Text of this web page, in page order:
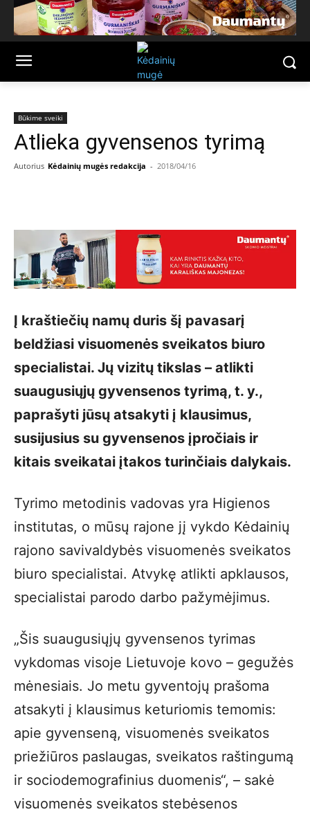
Būkime sveiki
Atlieka gyvensenos tyrimą
Autorius Kėdainių mugės redakcija - 2018/04/16
Į kraštiečių namų duris šį pavasarį
beldžiasi visuomenės sveikatos biuro
specialistai. Jų vizitų tikslas – atlikti
suaugusiųjų gyvensenos tyrimą, t. y.,
paprašyti jūsų atsakyti į klausimus,
susijusius su gyvensenos įpročiais ir
kitais sveikatai įtakos turinčiais dalykais.
Tyrimo metodinis vadovas yra Higienos
institutas, o mūsų rajone jį vykdo Kėdainių
rajono savivaldybės visuomenės sveikatos
biuro specialistai. Atvykę atlikti apklausos,
specialistai parodo darbo pažymėjimus.
„Šis suaugusiųjų gyvensenos tyrimas
vykdomas visoje Lietuvoje kovo – gegužės
mėnesiais. Jo metu gyventojų prašoma
atsakyti į klausimus keturiomis temomis:
apie gyvenseną, visuomenės sveikatos
priežiūros paslaugas, sveikatos raštingumą
ir sociodemografinius duomenis“, – sakė
visuomenės sveikatos stebėsenos